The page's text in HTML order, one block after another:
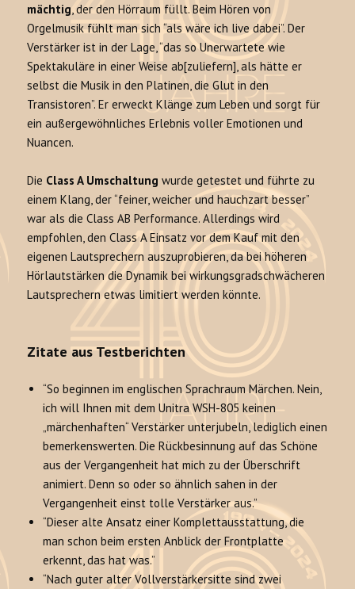
mächtig, der den Hörraum füllt. Beim Hören von
Orgelmusik fühlt man sich “als wäre ich live dabei”. Der
Verstärker ist in der Lage, “das so Unerwartete wie
Spektakuläre in einer Weise ab[zuliefern], als hätte er
selbst die Musik in den Platinen, die Glut in den
Transistoren”. Er erweckt Klänge zum Leben und sorgt für
ein außergewöhnliches Erlebnis voller Emotionen und
Nuancen.
Die Class A Umschaltung wurde getestet und führte zu
einem Klang, der “feiner, weicher und hauchzart besser”
war als die Class AB Performance. Allerdings wird
empfohlen, den Class A Einsatz vor dem Kauf mit den
eigenen Lautsprechern auszuprobieren, da bei höheren
Hörlautstärken die Dynamik bei wirkungsgradschwächeren
Lautsprechern etwas limitiert werden könnte.
Zitate aus Testberichten
“So beginnen im englischen Sprachraum Märchen. Nein,
ich will Ihnen mit dem Unitra WSH-805 keinen
„märchenhaften“ Verstärker unterjubeln, lediglich einen
bemerkenswerten. Die Rückbesinnung auf das Schöne
aus der Vergangenheit hat mich zu der Überschrift
animiert. Denn so oder so ähnlich sahen in der
Vergangenheit einst tolle Verstärker aus.”
“Dieser alte Ansatz einer Komplettausstattung, die
man schon beim ersten Anblick der Frontplatte
erkennt, das hat was.”
“Nach guter alter Vollverstärkersitte sind zwei